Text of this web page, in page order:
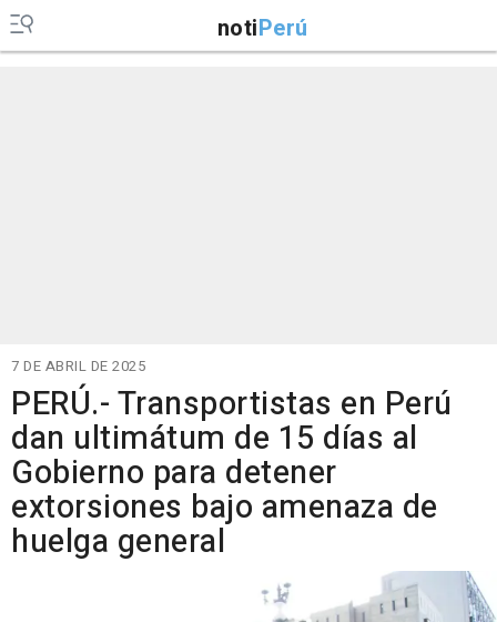
notiPerú
7 DE ABRIL DE 2025
PERÚ.- Transportistas en Perú
dan ultimátum de 15 días al
Gobierno para detener
extorsiones bajo amenaza de
huelga general